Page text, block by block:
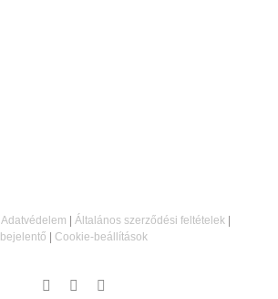
Adatvédelem | Általános szerződési feltételek |
bejelentő | Cookie-beállítások
InstagramFacebook